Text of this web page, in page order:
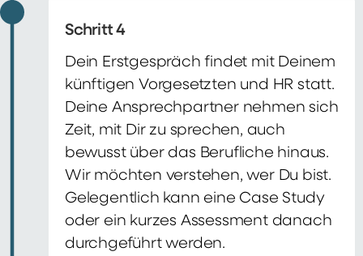
Schritt 4
Dein Erstgespräch findet mit Deinem
künftigen Vorgesetzten und HR statt.
Deine Ansprechpartner nehmen sich
Zeit, mit Dir zu sprechen, auch
bewusst über das Berufliche hinaus.
Wir möchten verstehen, wer Du bist.
Gelegentlich kann eine Case Study
oder ein kurzes Assessment danach
durchgeführt werden.